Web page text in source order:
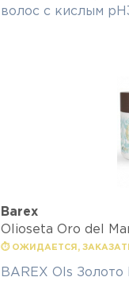
волос с кислым
Barex
Olioseta Oro del
⏱ ОЖИДАЕТСЯ,
BAREX Ols